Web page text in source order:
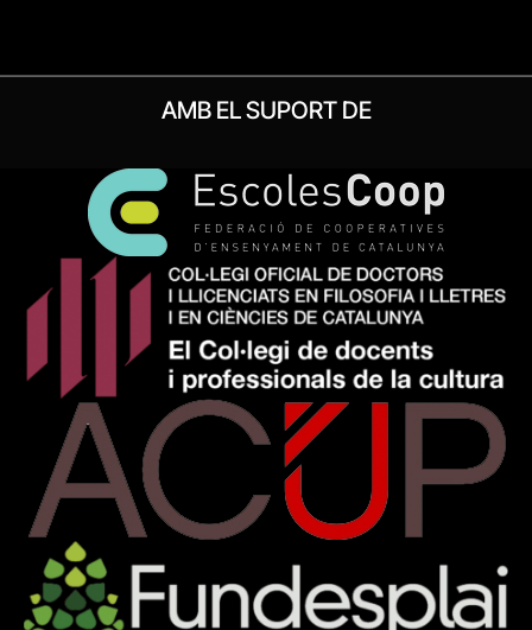
AMB EL SUPORT DE